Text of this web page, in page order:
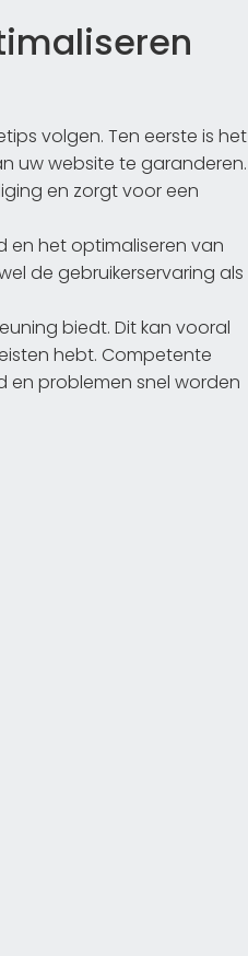
volgen. Ten eerste is het
uw website te garanderen.
en zorgt voor een
en het optimaliseren van
de gebruikerservaring als
biedt. Dit kan vooral
hebt. Competente
problemen snel worden